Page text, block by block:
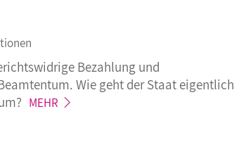
Bezahlung und
Wie geht der Staat eigentlich
MEHR